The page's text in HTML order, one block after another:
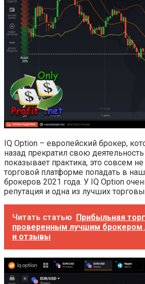
IQ Option – европейский брокер,
назад прекратил свою
показывает практика, это совсем
торговой платформе попадать в
брокеров 2021 года. У IQ Option
репутация и одна из лучших
Читать статью Прибыльная
проверенным лучшим брокером
и отзывы